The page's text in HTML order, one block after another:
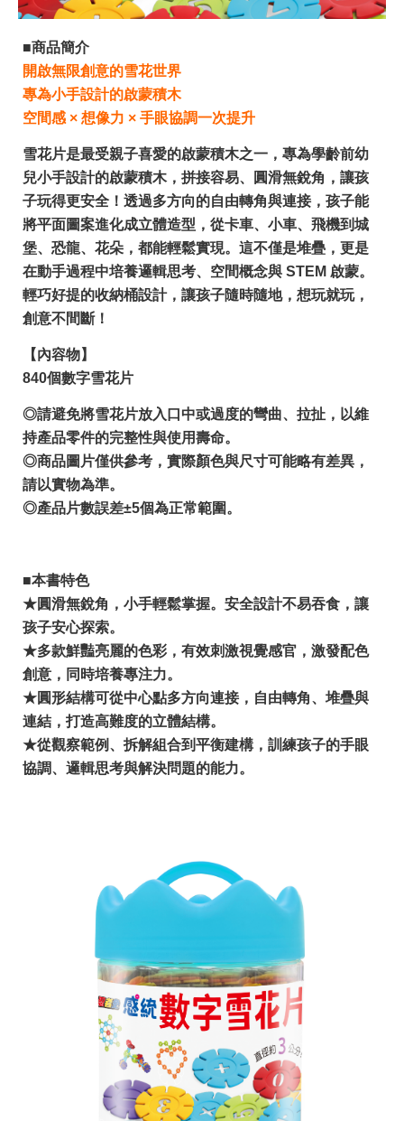
■商品簡介
開啟無限創意的雪花世界
專為小手設計的啟蒙積木
空間感 × 想像力 × 手眼協調一次提升
雪花片是最受親子喜愛的啟蒙積木之一，專為學齡前幼
兒小手設計的啟蒙積木，拼接容易、圓滑無銳角，讓孩
子玩得更安全！透過多方向的自由轉角與連接，孩子能
將平面圖案進化成立體造型，從卡車、小車、飛機到城
堡、恐龍、花朵，都能輕鬆實現。這不僅是堆疊，更是
在動手過程中培養邏輯思考、空間概念與 STEM 啟蒙。
輕巧好提的收納桶設計，讓孩子隨時隨地，想玩就玩，
創意不間斷！
【內容物】
840個數字雪花片
◎請避免將雪花片放入口中或過度的彎曲、拉扯，以維
持產品零件的完整性與使用壽命。
◎商品圖片僅供參考，實際顏色與尺寸可能略有差異，
請以實物為準。
◎產品片數誤差±5個為正常範圍。
■本書特色
★圓滑無銳角，小手輕鬆掌握。安全設計不易吞食，讓
孩子安心探索。
★多款鮮豔亮麗的色彩，有效刺激視覺感官，激發配色
創意，同時培養專注力。
★圓形結構可從中心點多方向連接，自由轉角、堆疊與
連結，打造高難度的立體結構。
★從觀察範例、拆解組合到平衡建構，訓練孩子的手眼
協調、邏輯思考與解決問題的能力。